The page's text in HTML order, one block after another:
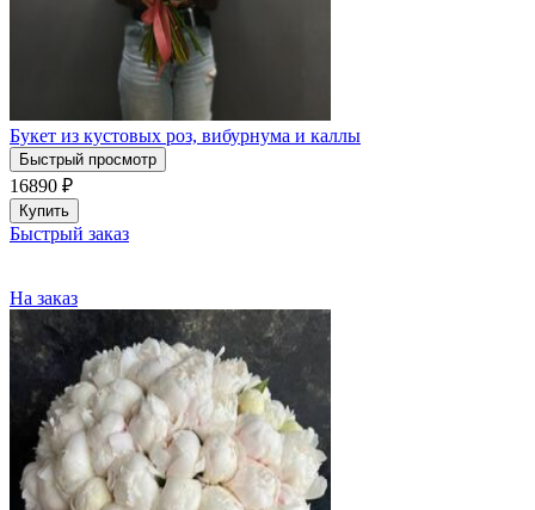
Букет из кустовых роз, вибурнума и каллы
Быстрый просмотр
16890 ₽
Купить
Быстрый заказ
На заказ